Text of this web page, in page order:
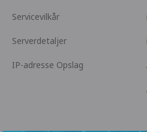
Servicevilkår
Serverdetaljer
IP-adresse Opslag